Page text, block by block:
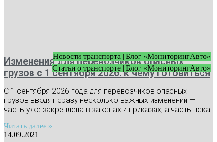
Новости транспорта | Блог «МониторингАвто»
Статьи о транспорте | Блог «МониторингАвто»
Изменения для перевозчиков опасных
грузов с 1 сентября 2026: к чему готовиться
С 1 сентября 2026 года для перевозчиков опасных
грузов вводят сразу несколько важных изменений —
часть уже закреплена в законах и приказах, а часть пока
Читать далее »
14.09.2021